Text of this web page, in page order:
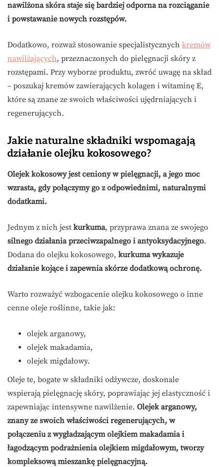
nawilżona skóra staje się bardziej odporna na rozciąganie
i powstawanie nowych rozstępów.
Dodatkowo, rozważ stosowanie specjalistycznych kremów
nawilżających, przeznaczonych do pielęgnacji skóry z
rozstępami. Przy wyborze produktu, zwróć uwagę na skład
– poszukaj kremów zawierających kolagen i witaminę E,
które są znane ze swoich właściwości ujędrniających i
regenerujących.
Jakie naturalne składniki wspomagają
działanie olejku kokosowego?
Olejek kokosowy jest ceniony w pielęgnacji, a jego moc
wzrasta, gdy połączymy go z odpowiednimi, naturalnymi
dodatkami.
Jednym z nich jest kurkuma, przyprawa znana ze swojego
silnego działania przeciwzapalnego i antyoksydacyjnego.
Dodana do olejku kokosowego, kurkuma wykazuje
działanie kojące i zapewnia skórze dodatkową ochronę.
Warto rozważyć wzbogacenie olejku kokosowego o inne
cenne oleje roślinne, takie jak:
olejek arganowy,
olejek makadamia,
olejek migdałowy.
Oleje te, bogate w składniki odżywcze, doskonale
wspierają pielęgnację skóry, poprawiając jej elastyczność i
zapewniając intensywne nawilżenie. Olejek arganowy,
znany ze swoich właściwości regenerujących, w
połączeniu z wygładzającym olejkiem makadamia i
łagodzącym podrażnienia olejkiem migdałowym, tworzy
kompleksową mieszankę pielęgnacyjną.